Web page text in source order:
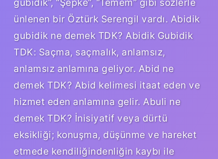
ünlenen bir Öztürk Serengil vardı. Abidik
gubidik ne demek TDK? Abidik Gubidik
TDK: Saçma, saçmalık, anlamsız,
anlamsız anlamına geliyor. Abid ne
demek TDK? Abid kelimesi itaat eden ve
hizmet eden anlamına gelir. Abuli ne
demek TDK? İnisiyatif veya dürtü
eksikliği; konuşma, düşünme ve hareket
etmede kendiliğindenliğin kaybı ile